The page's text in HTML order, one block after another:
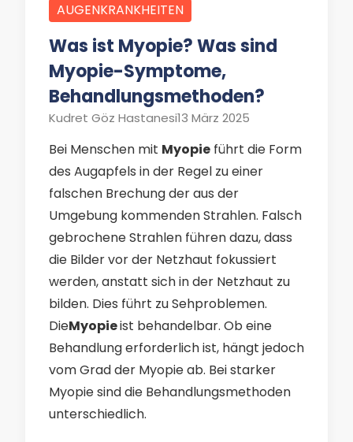
AUGENKRANKHEITEN
Was ist Myopie? Was sind
Myopie-Symptome,
Behandlungsmethoden?
Kudret Göz Hastanesi13 März 2025
Bei Menschen mit Myopie führt die Form
des Augapfels in der Regel zu einer
falschen Brechung der aus der
Umgebung kommenden Strahlen. Falsch
gebrochene Strahlen führen dazu, dass
die Bilder vor der Netzhaut fokussiert
werden, anstatt sich in der Netzhaut zu
bilden. Dies führt zu Sehproblemen.
DieMyopieist behandelbar. Ob eine
Behandlung erforderlich ist, hängt jedoch
vom Grad der Myopie ab. Bei starker
Myopie sind die Behandlungsmethoden
unterschiedlich.